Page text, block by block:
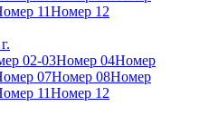
11Номер 12
02-03Номер 04Номер
07Номер 08Номер
11Номер 12